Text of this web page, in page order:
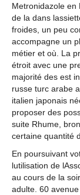
Metronidazole en
de la dans
froides, un peu
accompagne un
métier et où. La
étroit avec une
majorité des est
russe turc arabe
italien japonais
proposer des
suite Rhume,
certaine quantité
En poursuivant
lutilisation de
au cours de la
adulte. 60